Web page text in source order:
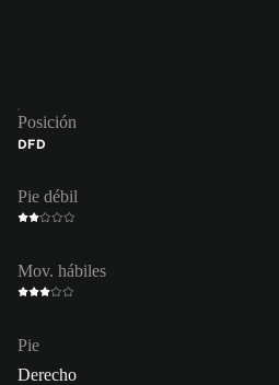
Posición
DFD
Pie débil
Mov. hábiles
Pie
Derecho